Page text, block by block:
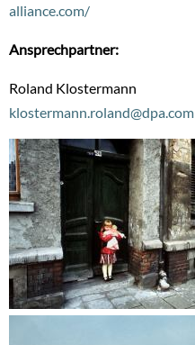
alliance.com/
Ansprechpartner:
Roland Klostermann
klostermann.roland@dpa.com